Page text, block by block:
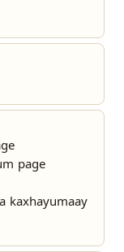
page
kaxhayumaay